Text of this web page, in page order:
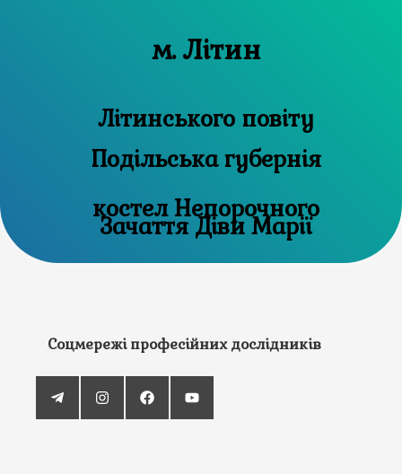
м. Літин
Літинського повіту
Подільська губернія
костел Непорочного
Зачаття Діви Марії
Соцмережі професійних дослідників